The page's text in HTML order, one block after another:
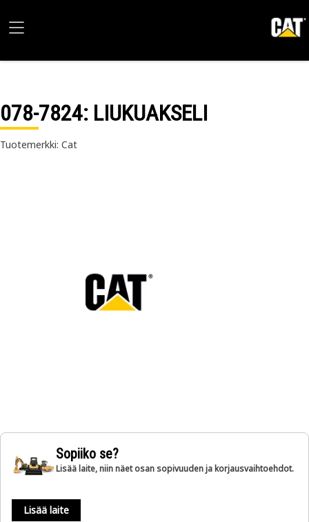
078-7824: LIUKUAKSELI
Tuotemerkki: Cat
Sopiiko se?
Lisää laite, niin näet osan sopivuuden ja korjausvaihtoehdot.
Lisää laite